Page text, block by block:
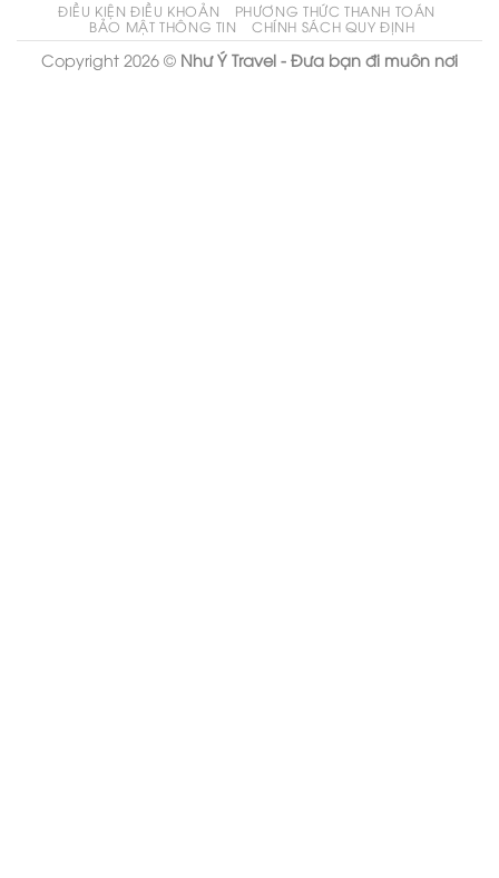
ĐIỀU KIỆN ĐIỀU KHOẢN
PHƯƠNG THỨC THANH TOÁN
BẢO MẬT THÔNG TIN
CHÍNH SÁCH QUY ĐỊNH
Copyright 2026 © Như Ý Travel - Đưa bạn đi muôn nơi